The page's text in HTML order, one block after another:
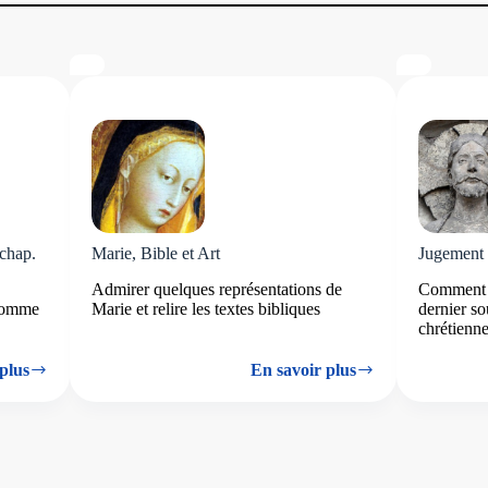
Marie, Bible et Art
Admirer quelques représentations de
Marie et relire les textes bibliques
En savoir plus
Marie,
dernier